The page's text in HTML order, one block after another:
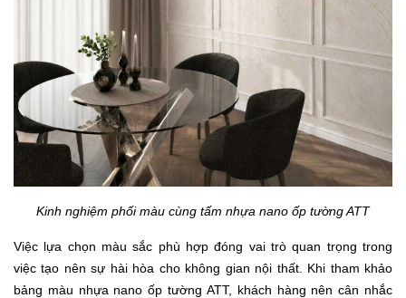
Kinh nghiệm phối màu cùng tấm nhựa nano ốp tường ATT
Việc lựa chọn màu sắc phù hợp đóng vai trò quan trọng trong
việc tạo nên sự hài hòa cho không gian nội thất. Khi tham khảo
bảng màu nhựa nano ốp tường ATT, khách hàng nên cân nhắc